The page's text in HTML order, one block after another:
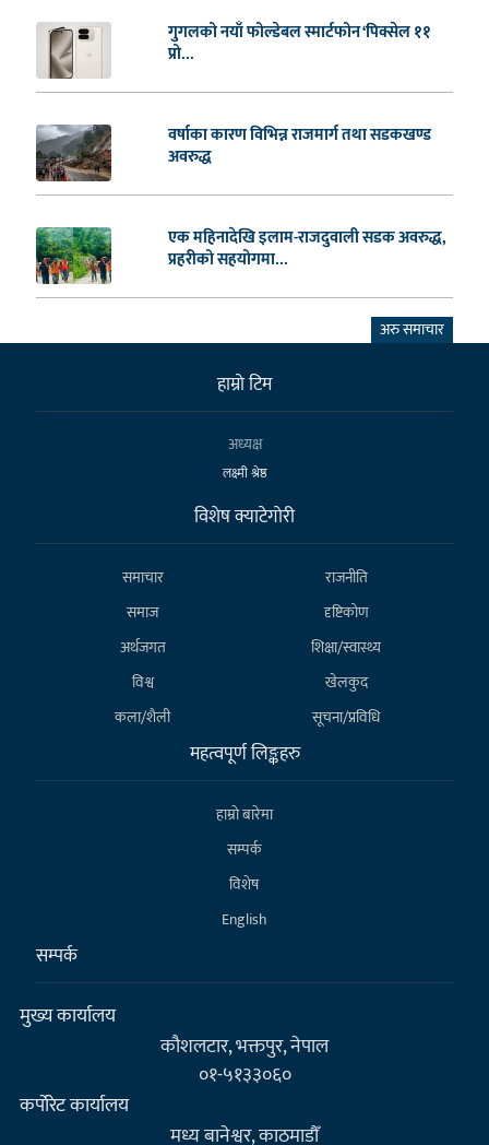
गुगलको नयाँ फोल्डेबल स्मार्टफोन ‘पिक्सेल ११
प्रो...
वर्षाका कारण विभिन्न राजमार्ग तथा सडकखण्ड
अवरुद्ध
एक महिनादेखि इलाम-राजदुवाली सडक अवरुद्ध,
प्रहरीको सहयोगमा...
अरु समाचार
हाम्राे टिम
अध्यक्ष
लक्ष्मी श्रेष्ठ
विशेष क्याटेगाेरी
समाचार
राजनीति
समाज
दृष्टिकोण
अर्थजगत
शिक्षा/स्वास्थ्य
विश्व
खेलकुद
कला/शैली
सूचना/प्रविधि
महत्वपूर्ण लिङ्कहरु
हाम्राे बारेमा
सम्पर्क
विशेष
English
सम्पर्क
मुख्य कार्यालय
कौशलटार, भक्तपुर, नेपाल
०१-५१३३०६०
कर्पाेरेट कार्यालय
मध्य बानेश्वर, काठमाडौँ